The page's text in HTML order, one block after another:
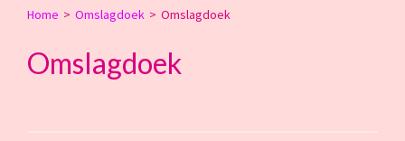
Home > Omslagdoek > Omslagdoek
Omslagdoek